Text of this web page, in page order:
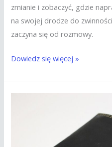
zmianie i zobaczyć, gdzie
na swojej drodze do
zaczyna się od rozmowy.
Dowiedz się więcej »